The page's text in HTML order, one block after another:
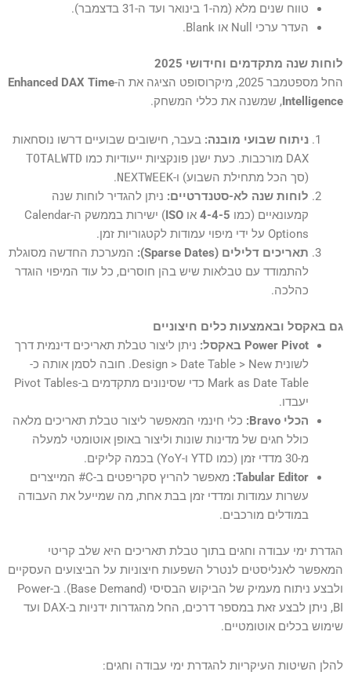
טווח שנים מלא (מה-1 בינואר ועד ה-31 בדצמבר).
העדר ערכי Null או Blank.
לוחות שנה מתקדמים וחידושי 2025
החל מספטמבר 2025, מיקרוסופט הציגה את ה-
Enhanced DAX Time
Intelligence, שמשנה את כללי המשחק.
ניתוח שבועי מובנה: בעבר, חישובים שבועיים דרשו נוסחאות
DAX מורכבות. כעת ישנן פונקציות ייעודיות כמו
TOTALWTD
(סך הכל מתחילת השבוע) ו-NEXTWEEK
.
לוחות שנה לא-סטנדרטיים: ניתן להגדיר לוחות שנה
קמעונאיים (כמו 4-4-5או ISO
) ישירות בממשק ה-Calendar
Options על ידי מיפוי עמודות לקטגוריות זמן.
תאריכים דלילים (Sparse Dates):
המערכת החדשה מסוגלת
להתמודד עם טבלאות שיש בהן חוסרים, כל עוד המיפוי הוגדר
כהלכה.
גם באקסל ובאמצעות כלים חיצוניים
Power Pivot באקסל:
ניתן ליצור טבלת תאריכים דינמית דרך
לשונית Design > Date Table > New. חובה לסמן אותה כ-
Mark as Date Table כדי שסינונים מתקדמים ב-Pivot Tables
יעבדו.
הכלי Bravo:
כלי חינמי המאפשר ליצור טבלת תאריכים מלאה
כולל חגים של מדינות שונות וליצור באופן אוטומטי למעלה
מ-30 מדדי זמן (כמו YTD ו-YoY) בכמה קליקים.
Tabular Editor:
מאפשר להריץ סקריפטים ב-C# המייצרים
עשרות עמודות ומדדי זמן בבת אחת, מה שמייעל את העבודה
במודלים מורכבים.
הגדרת ימי עבודה וחגים בתוך טבלת תאריכים היא שלב קריטי
המאפשר לאנליסטים לנטרל השפעות חיצוניות על הביצועים העסקיים
ולבצע ניתוח מעמיק של הביקוש הבסיסי (Base Demand). ב-Power
BI, ניתן לבצע זאת במספר דרכים, החל מהגדרות ידניות ב-DAX ועד
שימוש בכלים אוטומטיים.
להלן השיטות העיקריות להגדרת ימי עבודה וחגים: